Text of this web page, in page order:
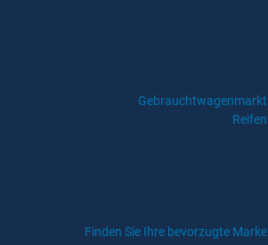
Gebrauchtwagenmarkt
Reifen
Finden Sie Ihre bevorzugte Marke